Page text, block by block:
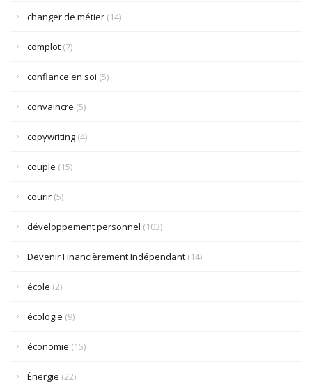
changer de métier (14)
complot (7)
confiance en soi (5)
convaincre (5)
copywriting (4)
couple (15)
courir (5)
développement personnel (103)
Devenir Financièrement Indépendant (14)
école (2)
écologie (9)
économie (15)
Énergie (22)